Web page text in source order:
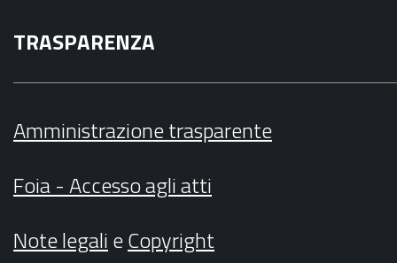
TRASPARENZA
Amministrazione trasparente
Foia - Accesso agli atti
Note legalieCopyright